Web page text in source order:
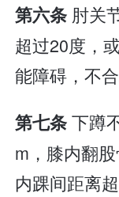
第六条 肘关
超过20度，
能障碍，不合
第七条下蹲
m，膝内翻
内踝间距离